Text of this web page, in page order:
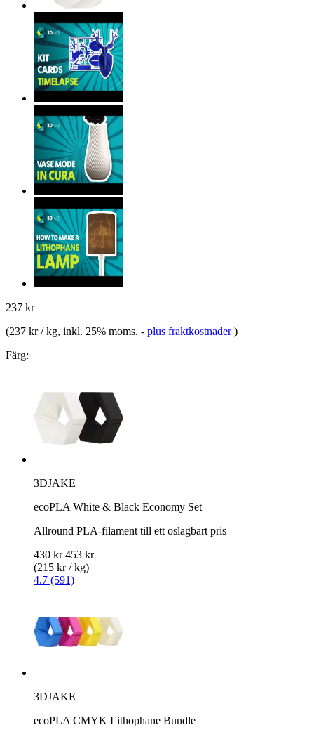
237 kr
(237 kr / kg, inkl. 25% moms. - plus fraktkostnader )
Färg:
3DJAKE
ecoPLA White & Black Economy Set
Allround PLA-filament till ett oslagbart pris
430 kr 453 kr
(215 kr / kg)
4.7 (591)
3DJAKE
ecoPLA CMYK Lithophane Bundle